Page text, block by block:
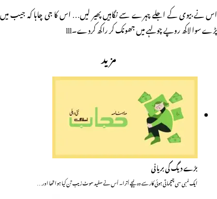
اس نے بیوی کے اجلے چہرے سے نگاہیں پھیر لیں… اس کا جی چاہا کہ جیب میں
پڑے سوا لاکھ روپے چولہے میں جھونک کر راکھ کردے۔lll
مزید
بڑے دیگ کی بریانی
ایک لمبی سی چمچماتی ہوئی کار سے وہ نیچے اُترا۔ اُس نے سفید سوٹ زیب تن کیا ہوا تھا اور…